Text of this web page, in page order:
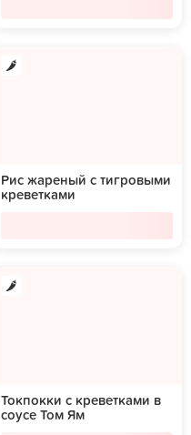
Рис жареный с тигровыми
креветками
Токпокки с креветками в
соусе Том Ям